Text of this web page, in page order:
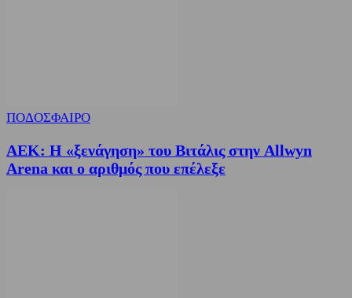
ΠΟΔΟΣΦΑΙΡΟ
ΑΕΚ: Η «ξενάγηση» του Βιτάλις στην Allwyn
Arena και ο αριθμός που επέλεξε